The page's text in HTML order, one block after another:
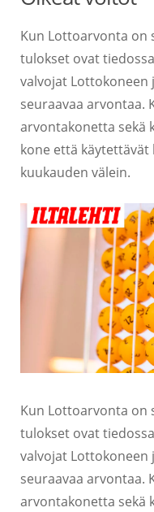
Kun Lottoarvonta on
tulokset ovat
valvojat Lottokoneen
seuraavaa arvontaa.
arvontakonetta sekä
kone että
kuukauden välein.
Kun Lottoarvonta on
tulokset ovat
valvojat Lottokoneen
seuraavaa arvontaa.
arvontakonetta sekä